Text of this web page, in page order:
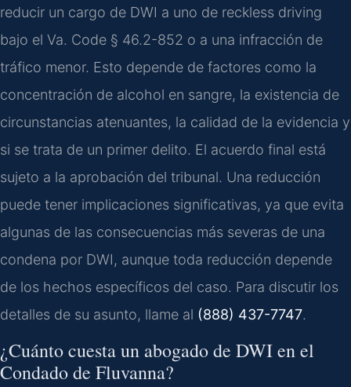
reducir un cargo de DWI a uno de reckless driving
bajo el Va. Code § 46.2-852 o a una infracción de
tráfico menor. Esto depende de factores como la
concentración de alcohol en sangre, la existencia de
circunstancias atenuantes, la calidad de la evidencia y
si se trata de un primer delito. El acuerdo final está
sujeto a la aprobación del tribunal. Una reducción
puede tener implicaciones significativas, ya que evita
algunas de las consecuencias más severas de una
condena por DWI, aunque toda reducción depende
de los hechos específicos del caso. Para discutir los
detalles de su asunto, llame al (888) 437-7747.
¿Cuánto cuesta un abogado de DWI en el
Condado de Fluvanna?